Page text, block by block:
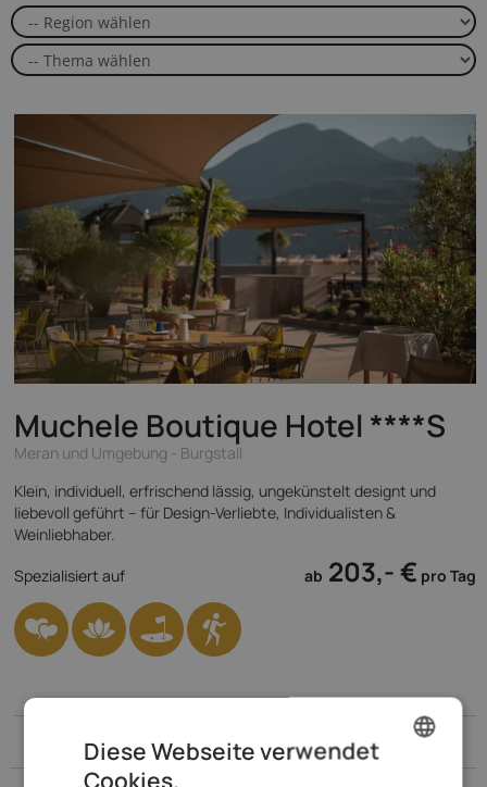
Muchele Boutique Hotel ****S
Meran und Umgebung - Burgstall
Klein, individuell, erfrischend lässig, ungekünstelt designt und
liebevoll geführt – für Design-Verliebte, Individualisten &
Weinliebhaber.
Spezialisiert auf
ab 203,- € pro Tag
Burgstall
Diese Webseite verwendet
Cookies.